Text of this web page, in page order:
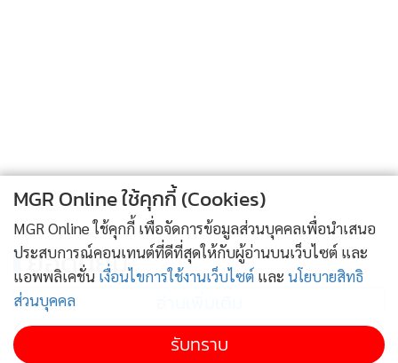
ยอดนิยม
MGR Online ใช้คุกกี้ (Cookies)
MGR Online ใช้คุกกี้ เพื่อจัดการข้อมูลส่วนบุคคลเพื่อนำเสนอ
ประสบการณ์คอนเทนต์ที่ดีที่สุดให้กับผู้อ่านบนเว็บไซต์ และ
แอพพลิเคชั่น เงื่อนไขการใช้งานเว็บไซต์ และ นโยบายสิทธิ
ส่วนบุคคล
รับทราบ